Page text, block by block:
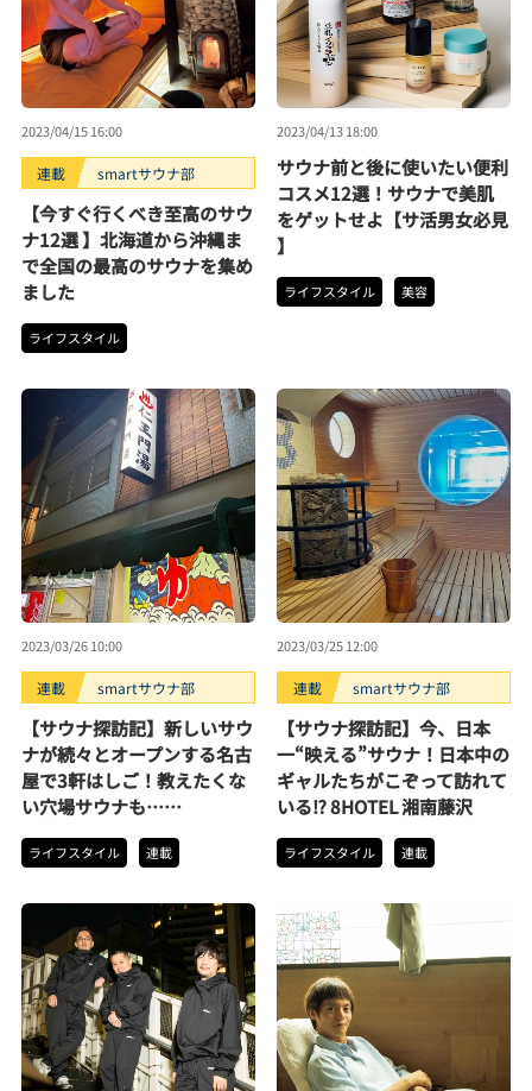
2023/04/15 16:00
連載 smartサウナ部
【今すぐ行くべき至高のサウ
ナ12選 】北海道から沖縄ま
で全国の最高のサウナを集め
ました
ライフスタイル
2023/04/13 18:00
サウナ前と後に使いたい便利
コスメ12選！サウナで美肌
をゲットせよ【サ活男女必見
】
ライフスタイル 美容
2023/03/26 10:00
連載 smartサウナ部
【サウナ探訪記】新しいサウ
ナが続々とオープンする名古
屋で3軒はしご！教えたくな
い穴場サウナも……
ライフスタイル 連載
2023/03/25 12:00
連載 smartサウナ部
【サウナ探訪記】今、日本
一“映える”サウナ！日本中の
ギャルたちがこぞって訪れて
いる⁉ 8HOTEL 湘南藤沢
ライフスタイル 連載